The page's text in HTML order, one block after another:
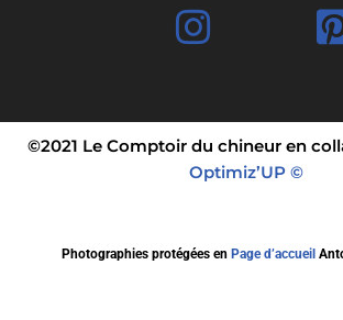
©2021 Le Comptoir du chineur en
Optimiz’UP ©
Photographies protégées en Page d’accueil